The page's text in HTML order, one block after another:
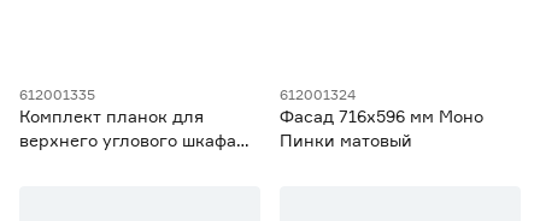
612001335
Комплект планок для
верхнего углового шкафа
612001324
Фасад 716х596 мм Моно
Пинки матовый